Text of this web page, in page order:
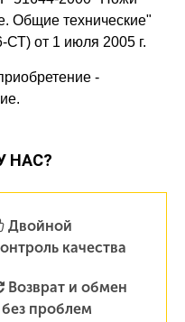
Общие технические"
от 1 июля 2005 г.
-
НАС?
Двойной
качества
Возврат и обмен
проблем